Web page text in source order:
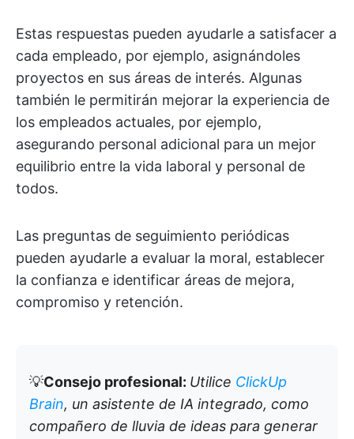
Estas respuestas pueden ayudarle a satisfacer a
cada empleado, por ejemplo, asignándoles
proyectos en sus áreas de interés. Algunas
también le permitirán mejorar la experiencia de
los empleados actuales, por ejemplo,
asegurando personal adicional para un mejor
equilibrio entre la vida laboral y personal de
todos.
Las preguntas de seguimiento periódicas
pueden ayudarle a evaluar la moral, establecer
la confianza e identificar áreas de mejora,
compromiso y retención.
💡Consejo profesional: Utilice ClickUp
Brain, un asistente de IA integrado, como
compañero de lluvia de ideas para generar